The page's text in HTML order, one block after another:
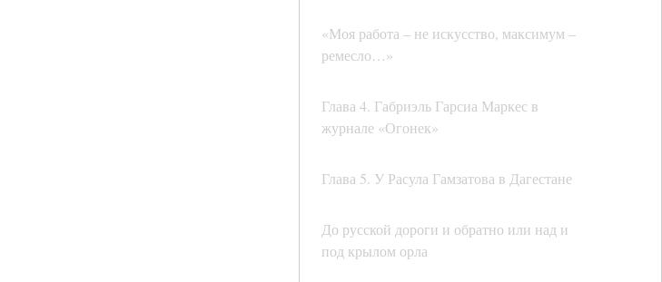
«Моя работа – не искусство, максимум –
ремесло…»
Глава 4. Габриэль Гарсиа Маркес в
журнале «Огонек»
Глава 5. У Расула Гамзатова в Дагестане
До русской дороги и обратно или над и
под крылом орла